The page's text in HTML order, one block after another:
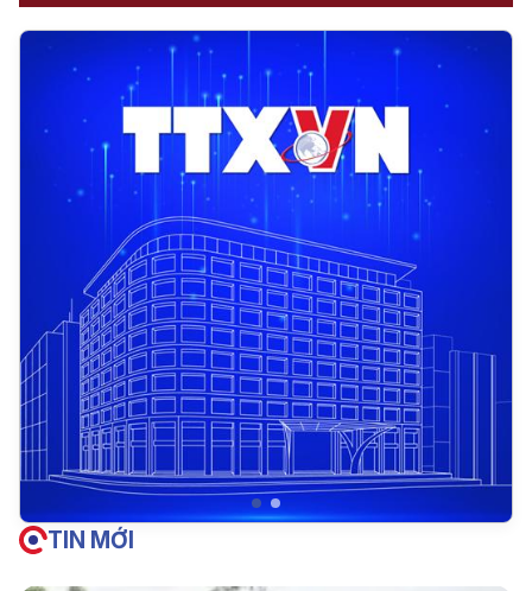
TIN MỚI